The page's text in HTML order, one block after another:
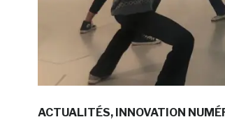
ACTUALITÉS INNOVATION